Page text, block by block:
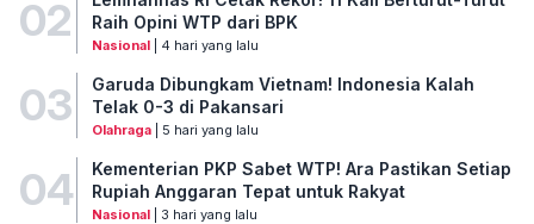
02
Raih Opini WTP dari BPK
Nasional| 4 hari yang lalu
03
Garuda Dibungkam Vietnam! Indonesia Kalah
Telak 0-3 di Pakansari
Olahraga| 5 hari yang lalu
04
Kementerian PKP Sabet WTP! Ara Pastikan Setiap
Rupiah Anggaran Tepat untuk Rakyat
Nasional| 3 hari yang lalu